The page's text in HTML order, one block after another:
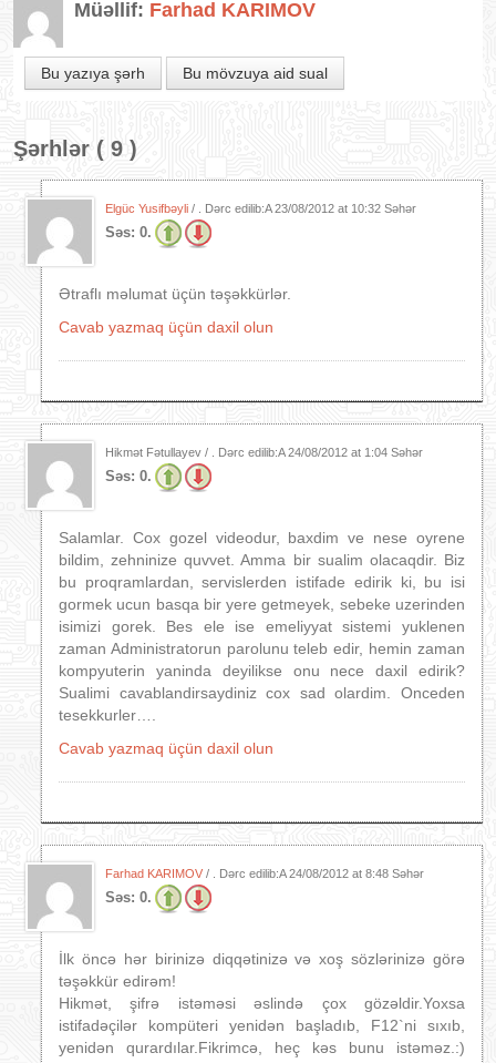
Müəllif: Farhad KARIMOV
Bu yazıya şərh Bu mövzuya aid sual
Şərhlər ( 9 )
Elgüc Yusifbəyli / . Dərc edilib:A23/08/2012 at 10:32 Səhər
Səs: 0.
Ətraflı məlumat üçün təşəkkürlər.
Cavab yazmaq üçün daxil olun
Hikmət Fətullayev / . Dərc edilib:A24/08/2012 at 1:04 Səhər
Səs: 0.
Salamlar. Cox gozel videodur, baxdim ve nese oyrene
bildim, zehninize quvvet. Amma bir sualim olacaqdir. Biz
bu proqramlardan, servislerden istifade edirik ki, bu isi
gormek ucun basqa bir yere getmeyek, sebeke uzerinden
isimizi gorek. Bes ele ise emeliyyat sistemi yuklenen
zaman Administratorun parolunu teleb edir, hemin zaman
kompyuterin yaninda deyilikse onu nece daxil edirik?
Sualimi cavablandirsaydiniz cox sad olardim. Onceden
tesekkurler….
Cavab yazmaq üçün daxil olun
Farhad KARIMOV / . Dərc edilib:A24/08/2012 at 8:48 Səhər
Səs: 0.
İlk öncə hər birinizə diqqətinizə və xoş sözlərinizə görə
təşəkkür edirəm!
Hikmət, şifrə istəməsi əslində çox gözəldir.Yoxsa
istifadəçilər kompüteri yenidən başladıb, F12`ni sıxıb,
yenidən qurardılar.Fikrimcə, heç kəs bunu istəməz.:)